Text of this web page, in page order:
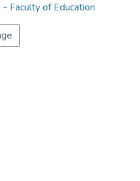
Faculty of Education